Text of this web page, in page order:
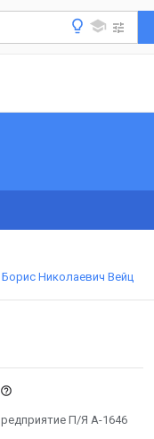
Борис Николаевич Вейц
П/Я А-1646